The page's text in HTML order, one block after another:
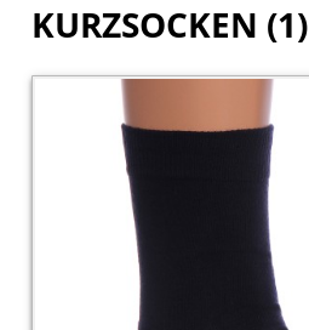
THW
Zoll
Personalisierung
KURZSOCKEN (1)